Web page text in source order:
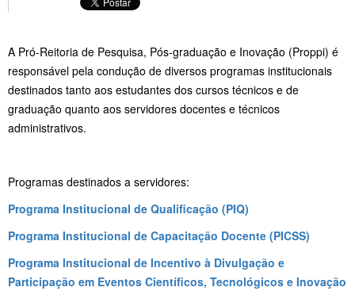
A Pró-Reitoria de Pesquisa, Pós-graduação e Inovação (Proppi) é
responsável pela condução de diversos programas institucionais
destinados tanto aos estudantes dos cursos técnicos e de
graduação quanto aos servidores docentes e técnicos
administrativos.
Programas destinados a servidores:
Programa Institucional de Qualificação (PIQ)
Programa Institucional de Capacitação Docente (PICSS)
Programa Institucional de Incentivo à Divulgação e
Participação em Eventos Científicos, Tecnológicos e Inovação